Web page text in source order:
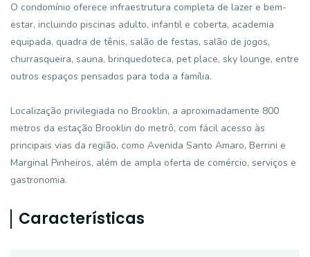
O condomínio oferece infraestrutura completa de lazer e bem-
estar, incluindo piscinas adulto, infantil e coberta, academia
equipada, quadra de tênis, salão de festas, salão de jogos,
churrasqueira, sauna, brinquedoteca, pet place, sky lounge, entre
outros espaços pensados para toda a família.
Localização privilegiada no Brooklin, a aproximadamente 800
metros da estação Brooklin do metrô, com fácil acesso às
principais vias da região, como Avenida Santo Amaro, Berrini e
Marginal Pinheiros, além de ampla oferta de comércio, serviços e
gastronomia.
Características